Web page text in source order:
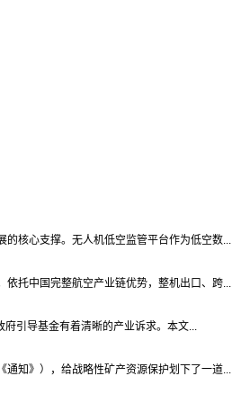
核心支撑。无人机低空监管平台作为低空数...
托中国完整航空产业链优势，整机出口、跨...
引导基金有着清晰的产业诉求。本文...
知》），给战略性矿产资源保护划下了一道...